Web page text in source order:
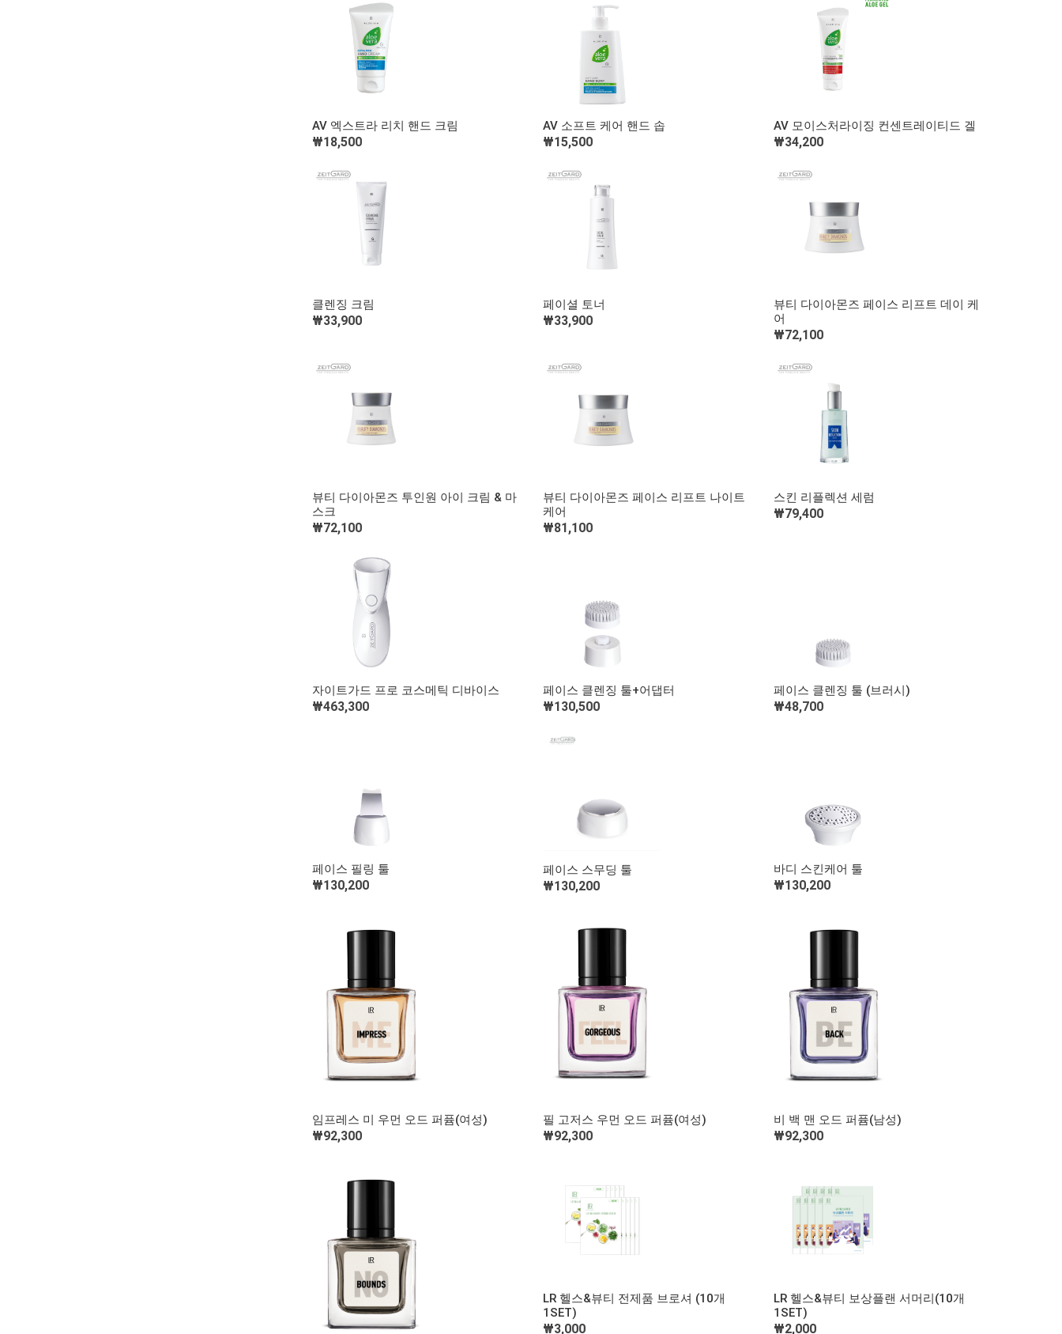
빠른 보기
AV 엑스트라 리치 핸드 크림
₩18,500
빠른 보기
AV 소프트 케어 핸드 솝
₩15,500
빠른 보기
AV 모이스처라이징 컨센트레이티드 겔
₩34,200
클렌징 크림
₩33,900
페이셜 토너
₩33,900
빠른 보기
뷰티 다이아몬즈 페이스 리프트 데이 케
어
₩72,100
빠른 보기
뷰티 다이아몬즈 투인원 아이 크림 & 마
스크
₩72,100
빠른 보기
뷰티 다이아몬즈 페이스 리프트 나이트
케어
₩81,100
빠른 보기
스킨 리플렉션 세럼
₩79,400
빠른 보기
자이트가드 프로 코스메틱 디바이스
₩463,300
빠른 보기
페이스 클렌징 툴+어댑터
₩130,500
빠른 보기
페이스 클렌징 툴 (브러시)
₩48,700
페이스 필링 툴
₩130,200
페이스 스무딩 툴
₩130,200
바디 스킨케어 툴
₩130,200
빠른 보기
임프레스 미 우먼 오드 퍼퓸(여성)
₩92,300
빠른 보기
필 고저스 우먼 오드 퍼퓸(여성)
₩92,300
빠른 보기
비 백 맨 오드 퍼퓸(남성)
₩92,300
빠른 보기
LR 헬스&뷰티 전제품 브로셔 (10개
1SET)
₩3,000
빠른 보기
LR 헬스&뷰티 보상플랜 서머리(10개
1SET)
₩2,000